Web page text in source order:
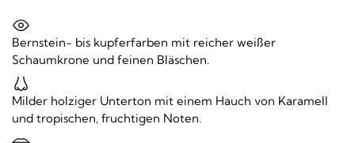
Bernstein- bis kupferfarben mit reicher weißer
Schaumkrone und feinen Bläschen.
Milder holziger Unterton mit einem Hauch von Karamell
und tropischen, fruchtigen Noten.